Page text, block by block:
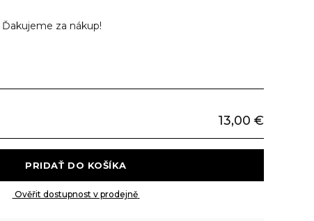
Ďakujeme za nákup!
13,00 €
Ověřit dostupnost v prodejně